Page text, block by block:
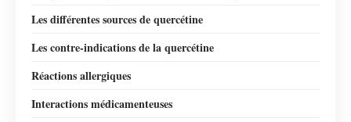
Les différentes sources de quercétine
Les contre-indications de la quercétine
Réactions allergiques
Interactions médicamenteuses